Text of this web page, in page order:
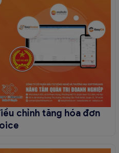
chỉnh tăng hóa đơn